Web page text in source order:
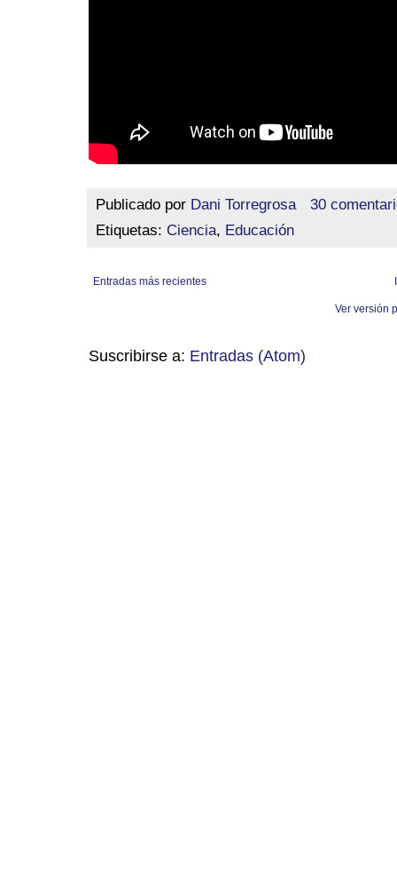
Publicado por Dani Torregrosa
30
Etiquetas: Ciencia, Educación
Entradas más recientes
Ver versión
Suscribirse a: Entradas (Atom)